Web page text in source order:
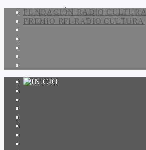
FUNDACIÓN RADIO CULTURA
PREMIO RFI-RADIO CULTURA